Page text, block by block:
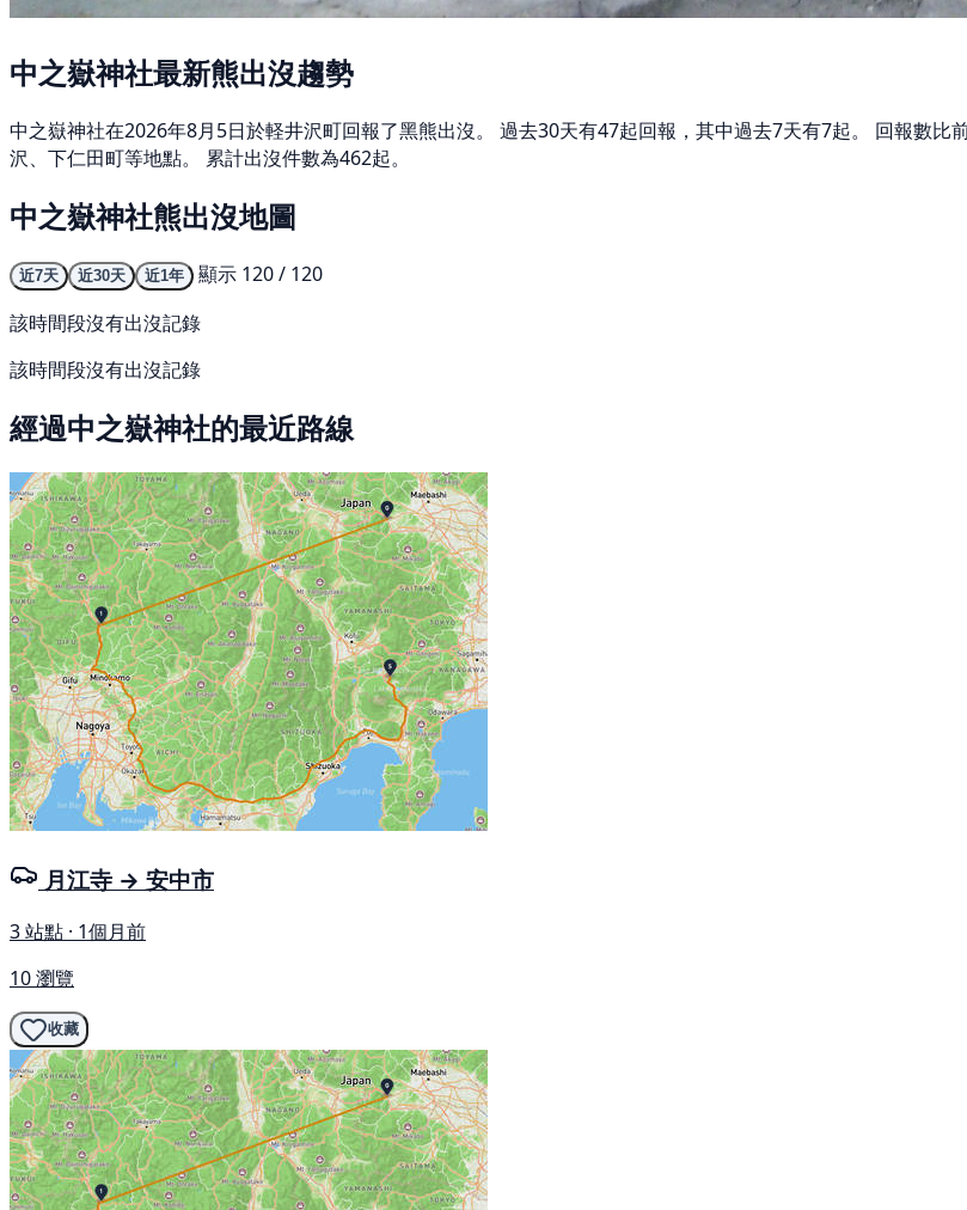
中之嶽神社最新熊出沒趨勢
中之嶽神社在2026年8月5日於軽井沢町回報了黑熊出沒。 過去30天有47起回報，其中過去7天有7起。 回報數
沢、下仁田町等地點。 累計出沒件數為462起。
中之嶽神社熊出沒地圖
近7天 近30天 近1年
顯示 120 / 120
該時間段沒有出沒記錄
該時間段沒有出沒記錄
經過中之嶽神社的最近路線
月江寺 → 安中市
3 站點 · 1個月前
10 瀏覽
收藏